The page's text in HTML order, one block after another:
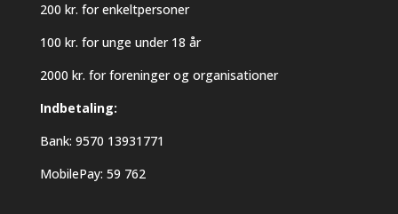
200 kr. for enkeltpersoner
100 kr. for unge under 18 år
2000 kr. for foreninger og organisationer
Indbetaling:
Bank: 9570 13931771
MobilePay: 59 762